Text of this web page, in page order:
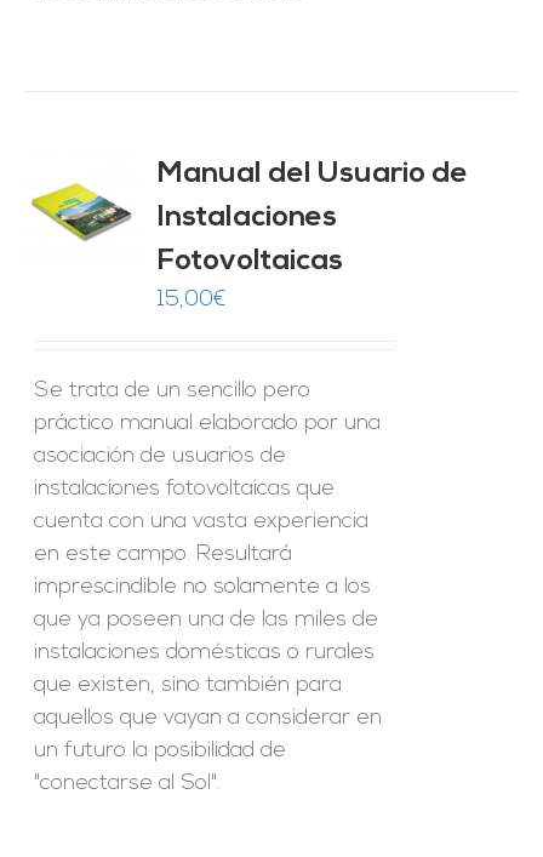
Manual del Usuario de
Instalaciones
Fotovoltaicas
15,00€
Se trata de un sencillo pero
práctico manual elaborado por una
asociación de usuarios de
instalaciones fotovoltaicas que
cuenta con una vasta experiencia
en este campo. Resultará
imprescindible no solamente a los
que ya poseen una de las miles de
instalaciones domésticas o rurales
que existen, sino también para
aquellos que vayan a considerar en
un futuro la posibilidad de
"conectarse al Sol".